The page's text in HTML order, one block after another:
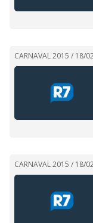
CARNAVAL 2015 / 18/
CARNAVAL 2015 / 18/